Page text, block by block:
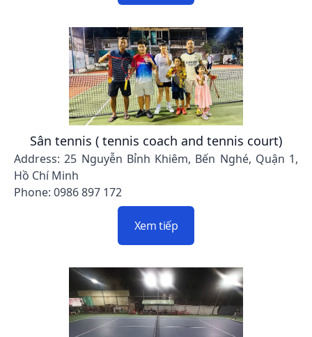
Sân tennis ( tennis coach and tennis court)
Address: 25 Nguyễn Bỉnh Khiêm, Bến Nghé, Quận 1,
Hồ Chí Minh
Phone: 0986 897 172
Xem tiếp